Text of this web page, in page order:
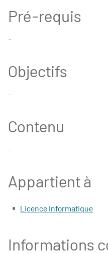
Pré-requis
-
Objectifs
-
Contenu
-
Appartient à
Licence Informatique
Informations